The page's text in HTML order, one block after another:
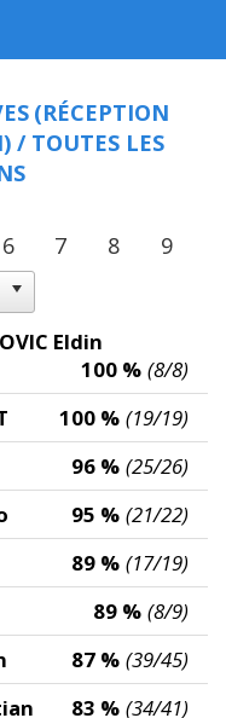
(RÉCEPTION
/ TOUTES LES
6 7 8 9
Eldin
100 % (8/8)
100 % (19/19)
96 % (25/26)
95 % (21/22)
89 % (17/19)
89 % (8/9)
87 % (39/45)
83 % (34/41)